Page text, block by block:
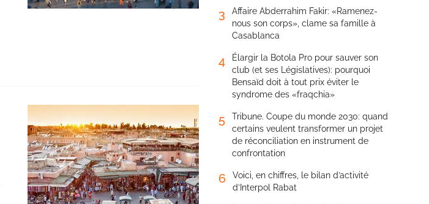
3
Affaire Abderrahim Fakir: «Ramenez-
nous son corps», clame sa famille à
Casablanca
4
Élargir la Botola Pro pour sauver son
club (et ses Législatives): pourquoi
Bensaïd doit à tout prix éviter le
syndrome des «fraqchia»
5
Tribune. Coupe du monde 2030: quand
certains veulent transformer un projet
de réconciliation en instrument de
confrontation
6
Voici, en chiffres, le bilan d’activité
d’Interpol Rabat